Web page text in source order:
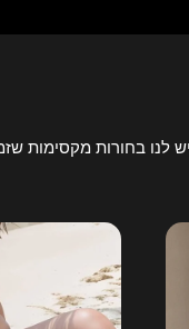
בחורות מקסימות